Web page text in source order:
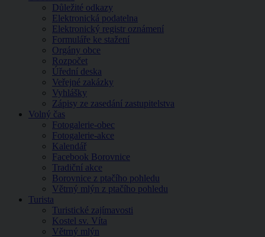
Důležité odkazy
Elektronická podatelna
Elektronický registr oznámení
Formuláře ke stažení
Orgány obce
Rozpočet
Úřední deska
Veřejné zakázky
Vyhlášky
Zápisy ze zasedání zastupitelstva
Volný čas
Fotogalerie-obec
Fotogalerie-akce
Kalendář
Facebook Borovnice
Tradiční akce
Borovnice z ptačího pohledu
Větrný mlýn z ptačího pohledu
Turista
Turistické zajímavosti
Kostel sv. Víta
Větrný mlýn